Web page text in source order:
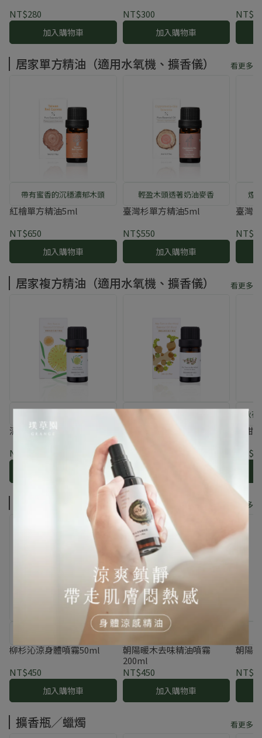
NT$280
加入購物車
NT$300
加入購物車
居家單方精油（適用水氧機、擴香儀） 看更多
帶有蜜香的沉穩濃郁木頭
紅檜單方精油5ml
NT$650
加入購物車
輕盈木頭透著奶油麥香
臺灣杉單方精油5ml
NT$550
加入購物車
煙
臺灣
居家複方精油（適用水氧機、擴香儀） 看更多
清輕相思花複方精油5ml
NT$500
清輕白楸花複方精油5ml
NT$450
秋
恬甜
香氛／去味／涼感噴霧 看更多
沉穩葉木皮透出清涼尾韻
柳杉沁涼身體噴霧50ml
NT$450
加入購物車
沉穩甘甜木質調，淨化殘留
氣味
朝陽暖木去味精油噴霧
200ml
NT$450
加入購物車
朝陽
擴香瓶／蠟燭 看更多